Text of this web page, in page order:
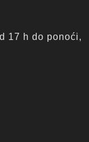
17 h do ponoći,